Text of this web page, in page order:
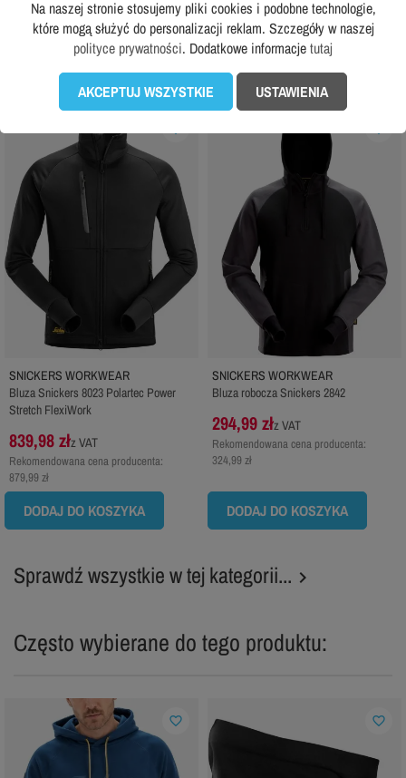
Rekomendowana cena producenta:
439,99 zł
DODAJ DO KOSZYKA
179,99 zł
DODAJ DO KOSZYKA
SNICKERS WORKWEAR
Bluza Snickers 8023 Polartec Power
Stretch FlexiWork
839,98 złz VAT
Rekomendowana cena producenta:
879,99 zł
DODAJ DO KOSZYKA
SNICKERS WORKWEAR
Bluza robocza Snickers 2842
294,99 złz VAT
Rekomendowana cena producenta:
324,99 zł
DODAJ DO KOSZYKA
Sprawdź wszystkie w tej kategorii... 
Często wybierane do tego produktu:
favorite_border favorite_border
Na naszej stronie stosujemy pliki cookies i podobne technologie,
które mogą służyć do personalizacji reklam. Szczegóły w naszej
polityce prywatności. Dodatkowe informacjetutaj
AKCEPTUJ WSZYSTKIE USTAWIENIA